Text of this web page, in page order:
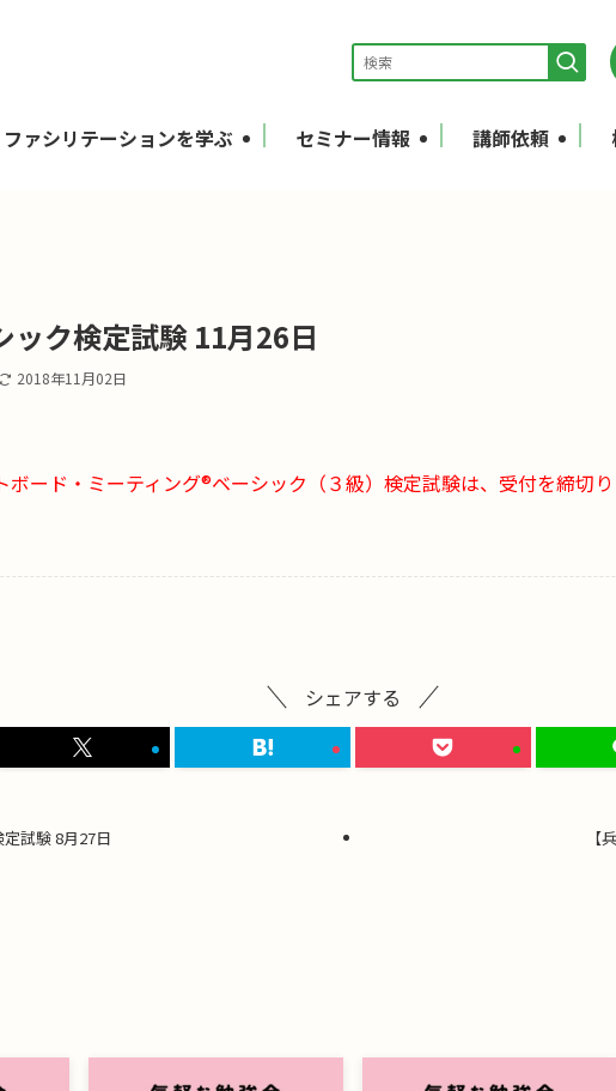
ファシリテーションを学ぶ セミナー情報 講師依頼
ック検定試験 11月26日
2018年11月02日
ード・ミーティング®ベーシック（３級）検定試験は、受付を締切り
シェアする
定試験 8月27日 【